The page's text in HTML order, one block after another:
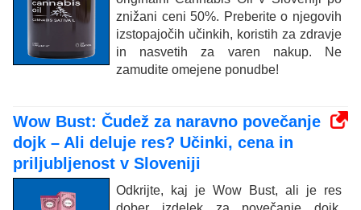
znižani ceni 50%. Preberite o njegovih
izstopajočih učinkih, koristih za zdravje
in nasvetih za varen nakup. Ne
zamudite omejene ponudbe!
Wow Bust: Čudež za naravno povečanje
dojk – Ali deluje res? Učinki, cena in
priljubljenost v Sloveniji
Odkrijte, kaj je Wow Bust, ali je res